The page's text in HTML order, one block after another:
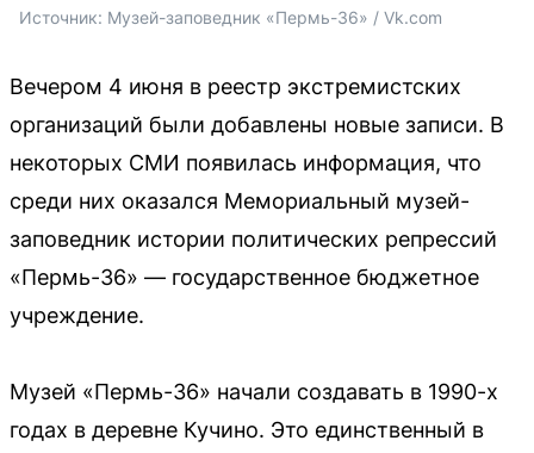
Источник: Музей-заповедник «Пермь-36» / Vk.com
Вечером 4 июня в реестр экстремистских
организаций были добавлены новые записи. В
некоторых СМИ появилась информация, что
среди них оказался Мемориальный музей-
заповедник истории политических репрессий
«Пермь-36» — государственное бюджетное
учреждение.
Музей «Пермь-36» начали создавать в 1990-х
годах в деревне Кучино. Это единственный в